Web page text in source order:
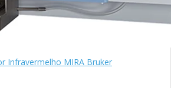
Infravermelho MIRA Bruker